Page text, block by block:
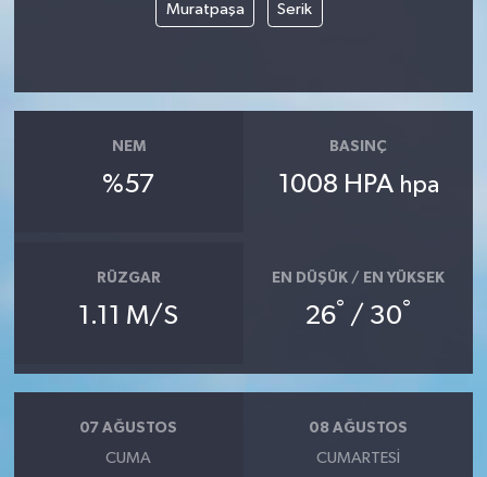
Muratpaşa Serik
NEM
%57
BASINÇ
1008 HPA hpa
RÜZGAR
1.11 M/S
EN DÜŞÜK / EN YÜKSEK
26° / 30°
07 AĞUSTOS
CUMA
08 AĞUSTOS
CUMARTESI